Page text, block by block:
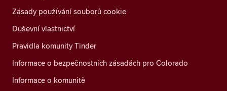
Zásady používání souborů cookie
Duševní vlastnictví
Pravidla komunity Tinder
Informace o bezpečnostních zásadách pro Colorado
Informace o komunitě